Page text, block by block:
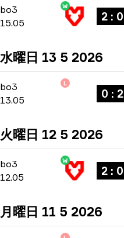
bo3 -bo3
15.05
W
2 : 0
水曜日 13 5 2026
bo3 Group Stage
bo3
13.05
L
0 : 2
火曜日 12 5 2026
bo3 Group Stage-bo3
12.05
W
2 : 0
月曜日 11 5 2026